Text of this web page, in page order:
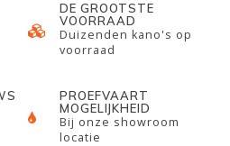
DE GROOTSTE
VOORRAAD
Duizenden kano's op
voorraad
PROEFVAART
MOGELIJKHEID
Bij onze showroom
locatie